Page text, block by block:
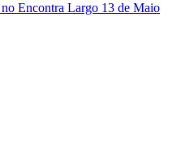
Encontra Largo 13 de Maio